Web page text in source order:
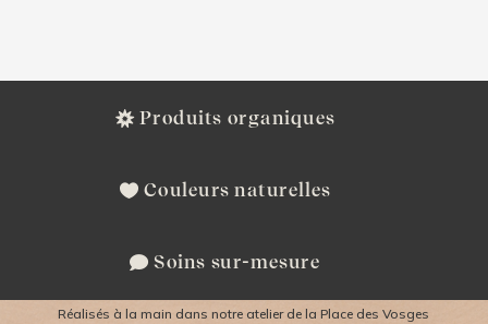
Produits organiques
Couleurs naturelles
Soins sur-mesure
Réalisés à la main dans notre atelier de la Place des Vosges